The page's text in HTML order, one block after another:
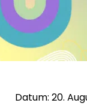
Datum: 20.